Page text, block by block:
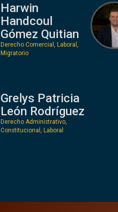
Harwin
Handcoul
Gómez Quitian
Derecho Comercial, Laboral,
Migratorio
Grelys Patricia
León Rodríguez
Derecho Administrativo,
Constitucional, Laboral